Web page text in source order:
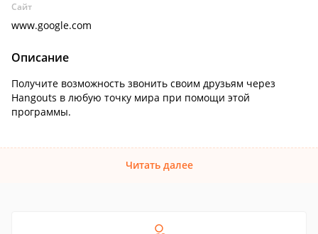
Сайт
www.google.com
Описание
Получите возможность звонить своим друзьям через
Hangouts в любую точку мира при помощи этой
программы.
Читать далее